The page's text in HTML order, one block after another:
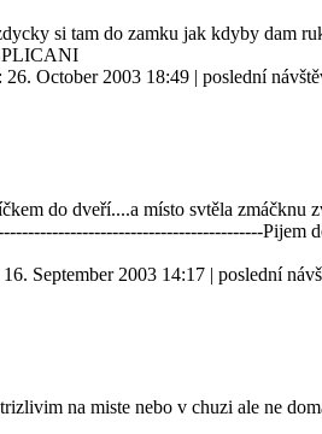
si tam do zamku jak kdyby dam
26. October 2003 18:49 | poslední
do dveří....a místo svtěla zmáčknu
Pijem
16. September 2003 14:17 | poslední
na miste nebo v chuzi ale ne